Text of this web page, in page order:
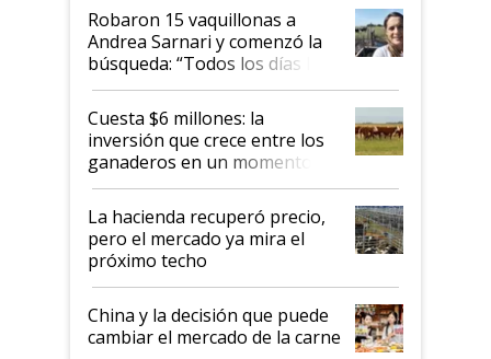
Robaron 15 vaquillonas a
Andrea Sarnari y comenzó la
búsqueda: “Todos los días le
toca a algún productor”
Cuesta $6 millones: la
inversión que crece entre los
ganaderos en un momento
histórico para la actividad
La hacienda recuperó precio,
pero el mercado ya mira el
próximo techo
China y la decisión que puede
cambiar el mercado de la carne